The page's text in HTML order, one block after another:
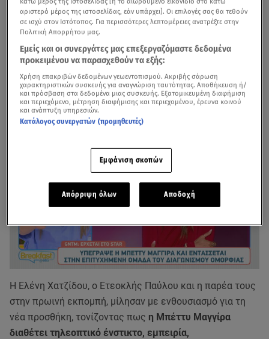
Star με νέο κύκλο, ανανεωμένη κριτική επιτροπή και
στόχο να παρουσιάσει στο κοινό το πιο σύγχρονο και
απαιτητικό πρόσωπο της μόδας.
ΤοBreakfast@Star, το πρωί της Παρασκευής 8/5,
ανακοίνωσε επίσημα την ένταξη της Μπέττυς Μαγγίρα
στο δυναμικό του fashion show, ως νέο μέλος της
κριτικής επιτροπής.
H Ελένη Χατζίδου, ο Ετεοκλής Παύλου και η παρέα τους
στην πρωινή εκπομπή, μίλησαν με ενθουσιασμό για τη
νέα προσθήκη, τονίζοντας πως η Μπέττυ Μαγγίρα
διαθέτει τηλεοπτικό ένστικτο, εμπειρία,
αριστερό μέρος της ιστοσελίδας, εάν υπάρχει]. Οι επιλογές σας θα τεθούν
σε ισχύ στον Ιστότοπος. Για περισσότερες λεπτομέρειες ανατρέξτε στην
Πολιτική Απορρήτου μας.
Εμείς και οι συνεργάτες μας επεξεργαζόμαστε δεδομένα
προκειμένου να παρασχεθούν τα εξής:
Χρήση επακριβών δεδομένων γεωεντοπισμού. Ακριβής σάρωση
χαρακτηριστικών συσκευής για αναγνώριση ταυτότητας. Αποθήκευση ή/
και πρόσβαση στα δεδομένα μιας συσκευής. Εξατομικευμένη διαφήμιση
και περιεχόμενο, μέτρηση διαφήμισης και περιεχομένου, έρευνα κοινού
και ανάπτυξη υπηρεσιών.
Κατάλογος συνεργατών (προμηθευτές)
Εμφάνιση σκοπών
Απόρριψη όλων Αποδοχή